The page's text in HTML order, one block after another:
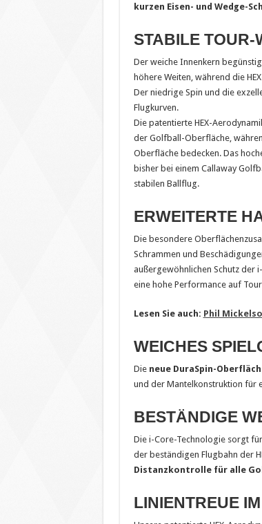
kurzen Eisen- und Wedge-
STABILE TOUR-
Der weiche Innenkern
höhere Weiten, während die
Der niedrige Spin und die
Flugkurven.
Die patentierte HEX-
der Golfball-Oberfläche,
Oberfläche bedecken. Das
bisher bei einem Callaway
stabilen Ballflug.
ERWEITERTE
Die besondere
Schrammen und
außergewöhnlichen Schutz der
eine hohe Performance auf
Lesen Sie auch: Phil
WEICHES
Die neue DuraSpin-
und der Mantelkonstruktion für
BESTÄNDIGE
Die i-Core-Technologie sorgt
der beständigen Flugbahn der
Distanzkontrolle für alle
LINIENTREUE